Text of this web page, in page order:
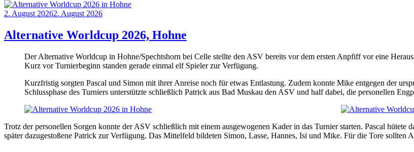
Posted
2. August 20262. August 2026
Alternative Worldcup 2026, Hohne
Der Alternative Worldcup in Hohne/Spechtshorn bei Celle stellte den ASV bereits vor dem ersten Anpfiff vor eine
Kurz vor Turnierbeginn standen gerade einmal elf Spieler zur Verfügung.
Kurzfristig sorgten Pascal und Simon mit ihrer Anreise noch für etwas Entlastung. Zudem konnte Mike entgegen der
Schlussphase des Turniers unterstützte schließlich Patrick aus Bad Muskau den ASV und half dabei, die personellen
Trotz der personellen Sorgen konnte der ASV schließlich mit einem ausgewogenen Kader in das Turnier starten. Pascal
später dazugestoßene Patrick zur Verfügung. Das Mittelfeld bildeten Simon, Lasse, Hannes, Isi und Mike. Für die Tore sollten